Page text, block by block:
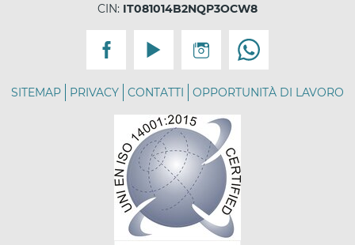
CIN: IT081014B2NQP3OCW8
SITEMAP PRIVACY CONTATTI OPPORTUNITÀ DI LAVORO